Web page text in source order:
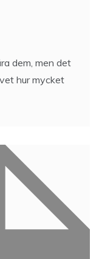
dem, men det
hur mycket